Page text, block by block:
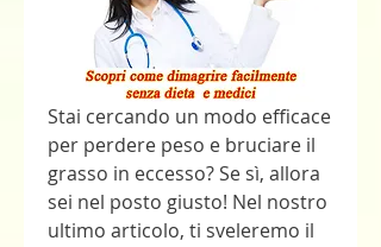
Stai cercando un modo efficace
per perdere peso e bruciare il
grasso in eccesso? Se sì, allora
sei nel posto giusto! Nel nostro
ultimo articolo, ti sveleremo il